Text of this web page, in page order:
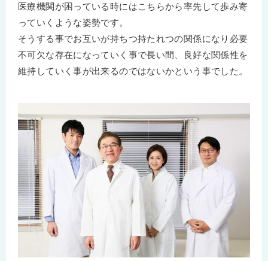
医療機関が困っている時にはこちらから率先して歩み寄
っていくような姿勢です。
そうする事でお互いが持ちつ持たれつの関係になり必要
不可欠な存在になっていく事で長い間、良好な関係性を
維持していく事が出来るのではないかという事でした。